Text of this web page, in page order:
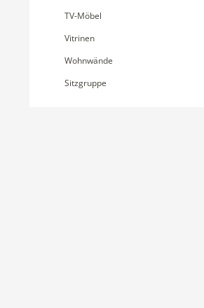
TV-Möbel
Vitrinen
Wohnwände
Sitzgruppe